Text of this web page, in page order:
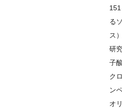
る
ス
研
子
ク
ン
オ